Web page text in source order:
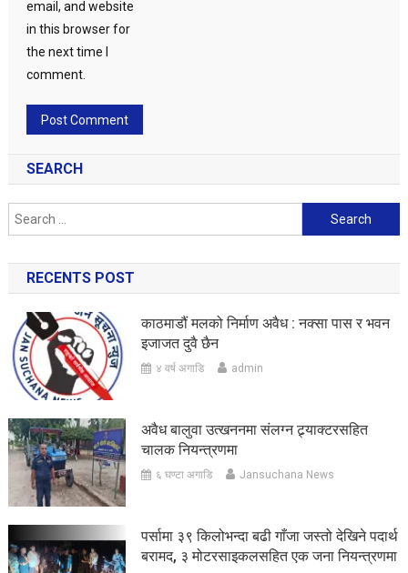
email, and website
in this browser for
the next time I
comment.
SEARCH
Search
for:
RECENTS POST
काठमाडौं मलको निर्माण अवैध : नक्सा पास र भवन
इजाजत दुवै छैन
४ वर्ष अगाडि admin
अवैध बालुवा उत्खननमा संलग्न ट्र्याक्टरसहित
चालक नियन्त्रणमा
६ घण्टा अगाडि Jansuchana News
पर्सामा ३९ किलोभन्दा बढी गाँजा जस्तो देखिने पदार्थ
बरामद, ३ मोटरसाइकलसहित एक जना नियन्त्रणमा